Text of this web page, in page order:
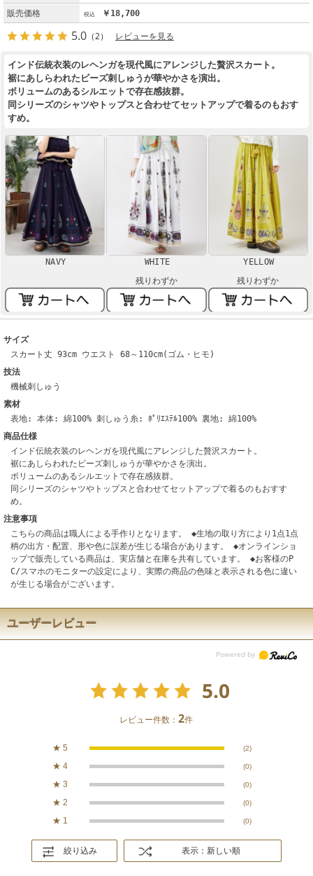
販売価格
￥18,700
5.0 （2） レビューを見る
インド伝統衣装のレヘンガを現代風にアレンジした贅沢スカート。
裾にあしらわれたビーズ刺しゅうが華やかさを演出。
ボリュームのあるシルエットで存在感抜群。
同シリーズのシャツやトップスと合わせてセットアップで着るのもおす
すめ。
NAVY
WHITE
残りわずか
YELLOW
残りわずか
サイズ
スカート丈 93cm ウエスト 68～110cm(ゴム・ヒモ)
技法
機械刺しゅう
素材
表地: 本体: 綿100% 刺しゅう糸: ﾎﾟﾘｴｽﾃﾙ100% 裏地: 綿100%
商品仕様
インド伝統衣装のレヘンガを現代風にアレンジした贅沢スカート。
裾にあしらわれたビーズ刺しゅうが華やかさを演出。
ボリュームのあるシルエットで存在感抜群。
同シリーズのシャツやトップスと合わせてセットアップで着るのもおすす
め。
注意事項
こちらの商品は職人による手作りとなります。 ◆生地の取り方により1点1点
柄の出方・配置、形や色に誤差が生じる場合があります。 ◆オンラインショ
ップで販売している商品は、実店舗と在庫を共有しています。 ◆お客様のP
C/スマホのモニターの設定により、実際の商品の色味と表示される色に違い
が生じる場合がございます。
ユーザーレビュー
5.0
レビュー件数：2件
★ 5 (2)
★ 4 (0)
★ 3 (0)
★ 2 (0)
★ 1 (0)
絞り込み 表示：新しい順